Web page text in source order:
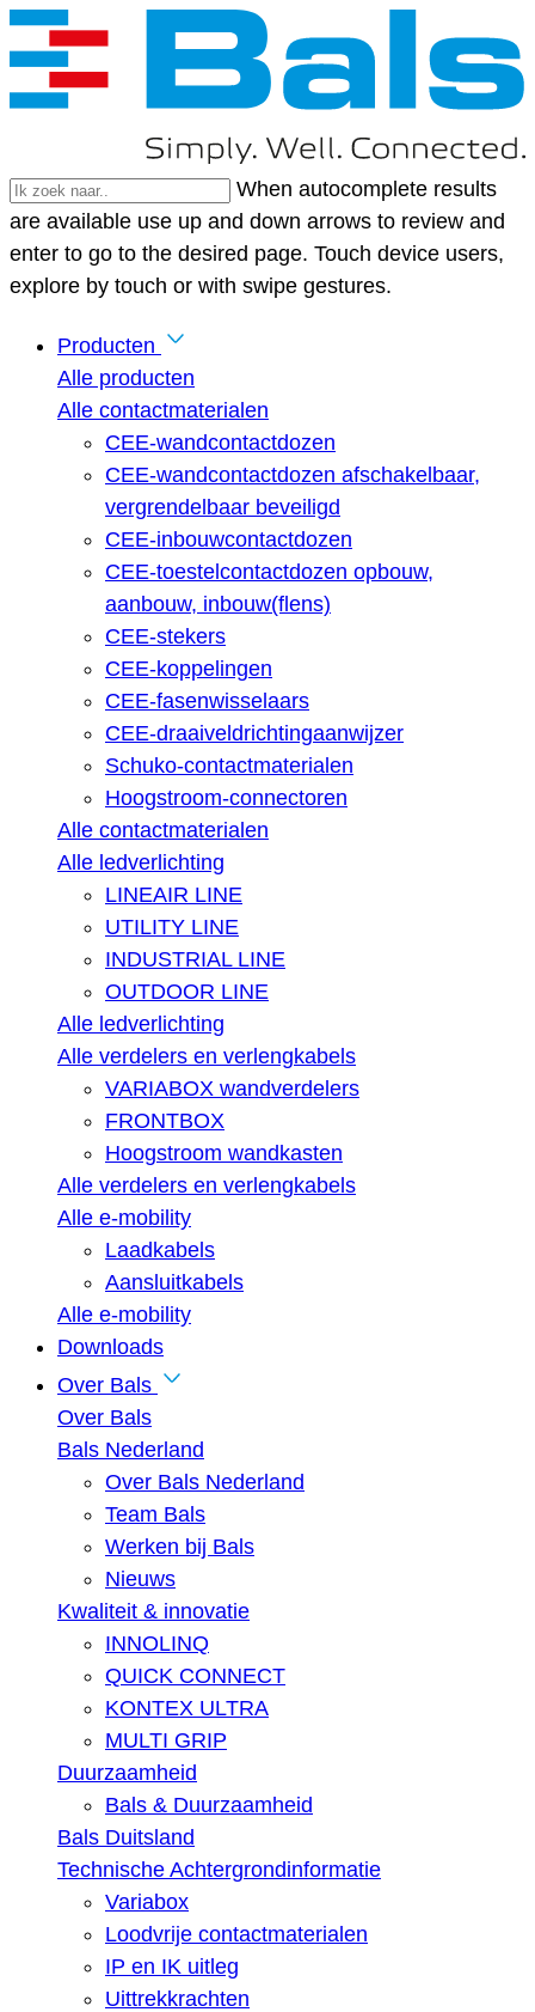
When autocomplete results
are available use up and down arrows to review and
enter to go to the desired page. Touch device users,
explore by touch or with swipe gestures.
Producten
Alle producten
Alle contactmaterialen
CEE-wandcontactdozen
CEE-wandcontactdozen afschakelbaar,
vergrendelbaar beveiligd
CEE-inbouwcontactdozen
CEE-toestelcontactdozen opbouw,
aanbouw, inbouw(flens)
CEE-stekers
CEE-koppelingen
CEE-fasenwisselaars
CEE-draaiveldrichtingaanwijzer
Schuko-contactmaterialen
Hoogstroom-connectoren
Alle contactmaterialen
Alle ledverlichting
LINEAIR LINE
UTILITY LINE
INDUSTRIAL LINE
OUTDOOR LINE
Alle ledverlichting
Alle verdelers en verlengkabels
VARIABOX wandverdelers
FRONTBOX
Hoogstroom wandkasten
Alle verdelers en verlengkabels
Alle e-mobility
Laadkabels
Aansluitkabels
Alle e-mobility
Downloads
Over Bals
Over Bals
Bals Nederland
Over Bals Nederland
Team Bals
Werken bij Bals
Nieuws
Kwaliteit & innovatie
INNOLINQ
QUICK CONNECT
KONTEX ULTRA
MULTI GRIP
Duurzaamheid
Bals & Duurzaamheid
Bals Duitsland
Technische Achtergrondinformatie
Variabox
Loodvrije contactmaterialen
IP en IK uitleg
Uittrekkrachten